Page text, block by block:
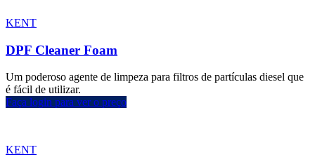
KENT
DPF Cleaner Foam
Um poderoso agente de limpeza para filtros de partículas diesel que
é fácil de utilizar.
Faça login para ver o preço
KENT